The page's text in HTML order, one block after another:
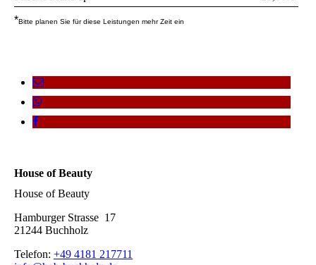
*Bitte planen Sie für diese Leistungen mehr Zeit ein
House of Beauty
House of Beauty
Hamburger Strasse 17
21244 Buchholz
Telefon: +49 4181 217711